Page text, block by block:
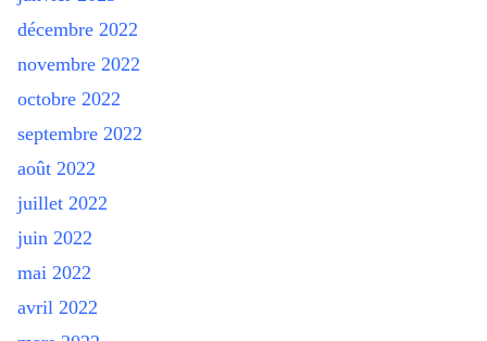
décembre 2022
novembre 2022
octobre 2022
septembre 2022
août 2022
juillet 2022
juin 2022
mai 2022
avril 2022